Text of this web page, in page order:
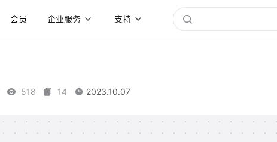
会员 企业服务 支持
518 14 2023.10.07